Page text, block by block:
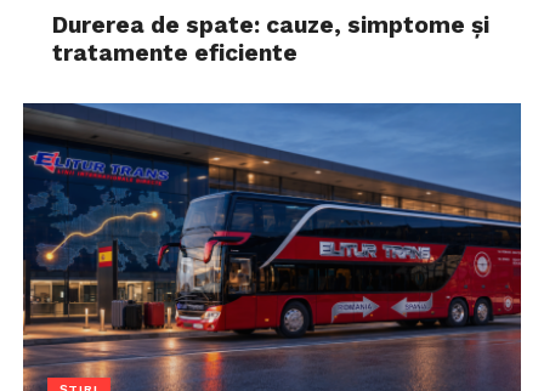
Durerea de spate: cauze, simptome și
tratamente eficiente